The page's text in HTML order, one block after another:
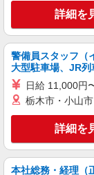
キー
株式会社kotrio /
詳細を
警備員スタッフ（
大型駐車場、JR列
日給 11,000円
栃木市・小山
詳細を
本社総務・経理（